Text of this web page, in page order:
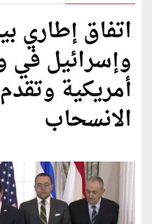
اتفاق إطاري
وإسرائيل في
أمريكية
الانسحاب